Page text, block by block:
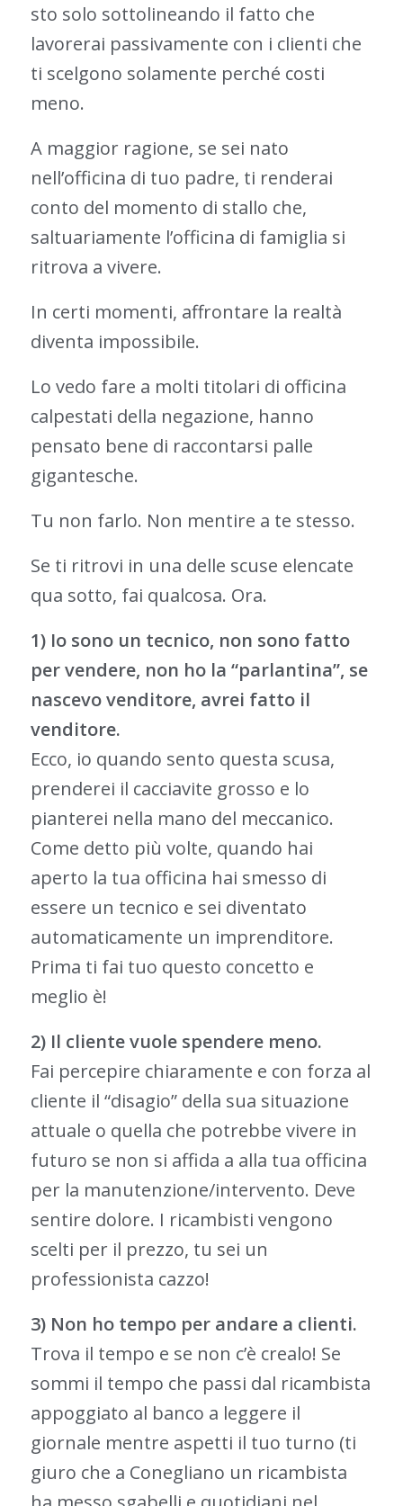
sto solo sottolineando il fatto che
lavorerai passivamente con i clienti che
ti scelgono solamente perché costi
meno.
A maggior ragione, se sei nato
nell’officina di tuo padre, ti renderai
conto del momento di stallo che,
saltuariamente l’officina di famiglia si
ritrova a vivere.
In certi momenti, affrontare la realtà
diventa impossibile.
Lo vedo fare a molti titolari di officina
calpestati della negazione, hanno
pensato bene di raccontarsi palle
gigantesche.
Tu non farlo. Non mentire a te stesso.
Se ti ritrovi in una delle scuse elencate
qua sotto, fai qualcosa. Ora.
1) Io sono un tecnico, non sono fatto
per vendere, non ho la “parlantina”, se
nascevo venditore, avrei fatto il
venditore.
Ecco, io quando sento questa scusa,
prenderei il cacciavite grosso e lo
pianterei nella mano del meccanico.
Come detto più volte, quando hai
aperto la tua officina hai smesso di
essere un tecnico e sei diventato
automaticamente un imprenditore.
Prima ti fai tuo questo concetto e
meglio è!
2) Il cliente vuole spendere meno.
Fai percepire chiaramente e con forza al
cliente il “disagio” della sua situazione
attuale o quella che potrebbe vivere in
futuro se non si affida a alla tua officina
per la manutenzione/intervento. Deve
sentire dolore. I ricambisti vengono
scelti per il prezzo, tu sei un
professionista cazzo!
3) Non ho tempo per andare a clienti.
Trova il tempo e se non c’è crealo! Se
sommi il tempo che passi dal ricambista
appoggiato al banco a leggere il
giornale mentre aspetti il tuo turno (ti
giuro che a Conegliano un ricambista